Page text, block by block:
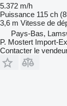
5.372 m/h
Puissance 115 ch
3,6 m Vitesse de
Pays-Bas,
P. Mostert Import-
Contacter le